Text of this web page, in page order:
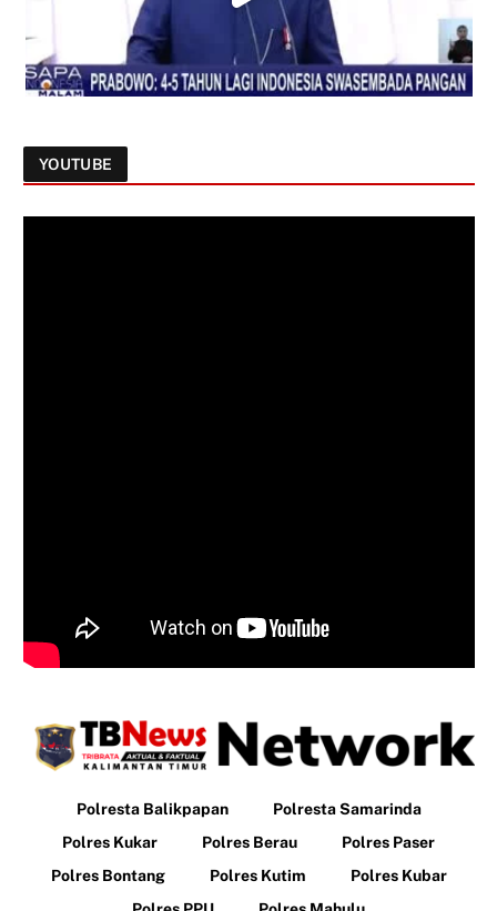
YOUTUBE
Polresta Balikpapan
Polresta Samarinda
Polres Kukar
Polres Berau
Polres Paser
Polres Bontang
Polres Kutim
Polres Kubar